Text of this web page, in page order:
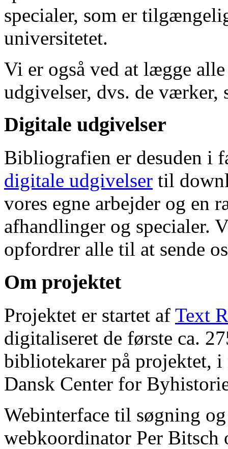
specialer, som er
universitetet.
Vi er også ved at lægge
udgivelser, dvs. de værker,
Digitale udgivelser
Bibliografien er desuden i
digitale udgivelser til
vores egne arbejder og en
afhandlinger og specialer.
opfordrer alle til at sende
Om projektet
Projektet er startet af Text
digitaliseret de første ca.
bibliotekarer på projektet, i
Dansk Center for
Webinterface til søgning
webkoordinator Per Bitsch